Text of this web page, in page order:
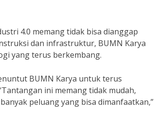
4.0 memang tidak bisa dianggap
dan infrastruktur, BUMN Karya
yang terus berkembang.
BUMN Karya untuk terus
ini memang tidak mudah,
peluang yang bisa dimanfaatkan,”